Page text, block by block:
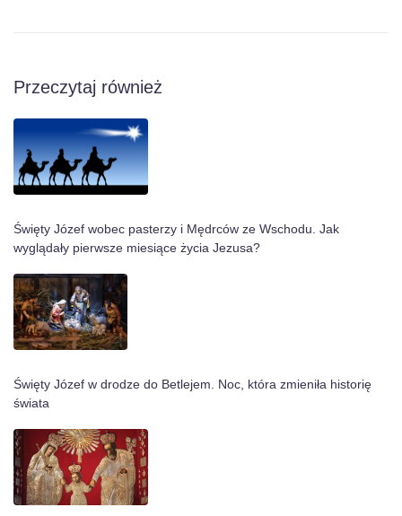
Przeczytaj również
Święty Józef wobec pasterzy i Mędrców ze Wschodu. Jak
wyglądały pierwsze miesiące życia Jezusa?
Święty Józef w drodze do Betlejem. Noc, która zmieniła historię
świata